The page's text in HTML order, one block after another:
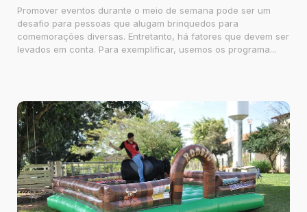
Promover eventos durante o meio de semana pode ser um
desafio para pessoas que alugam brinquedos para
comemorações diversas. Entretanto, há fatores que devem ser
levados em conta. Para exemplificar, usemos os programa...